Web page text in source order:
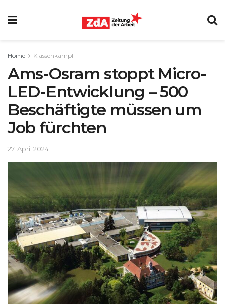
Home Klassenkampf
Ams-Osram stoppt Micro-
LED-Entwicklung – 500
Beschäftigte müssen um
Job fürchten
27. April 2024